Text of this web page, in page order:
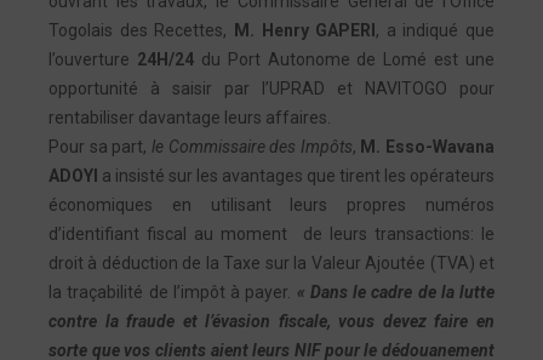
Togolais des Recettes,
M. Henry GAPERI , a indiqué que
l’ouverture 24H/24du Port Autonome de Lomé est une
opportunité à saisir par l’UPRAD et NAVITOGO pour
rentabiliser davantage leurs affaires.
Pour sa part, le Commissaire des Impôts, M. Esso-Wavana
ADOYI a insisté sur les avantages que tirent les opérateurs
économiques en utilisant leurs propres numéros
d’identifiant fiscal au moment de leurs transactions: le
droit à déduction de la Taxe sur la Valeur Ajoutée (TVA) et
la traçabilité de l’impôt à payer. « Dans le cadre de la lutte
contre la fraude et l’évasion fiscale, vous devez faire en
sorte que vos clients aient leurs NIF pour le dédouanement